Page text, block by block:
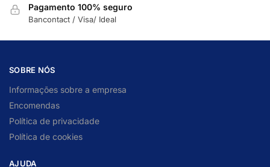
Pagamento 100% seguro
Bancontact / Visa/ Ideal
SOBRE NÓS
Informações sobre a empresa
Encomendas
Política de privacidade
Política de cookies
AJUDA